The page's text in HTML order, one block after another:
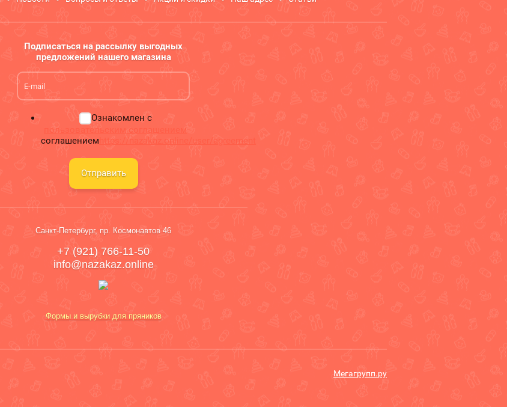
Подписаться на рассылку выгодных
предложений нашего магазина
Ознакомлен с
пользовательским соглашением
соглашением https://nazakaz.online/user/agreement
Отправить
Санкт-Петербург, пр. Космонавтов 46
+7 (921) 766-11-50
info@nazakaz.online
Формы и вырубки для пряников
Мегагрупп.ру